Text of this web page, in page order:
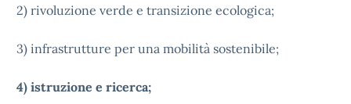
2) rivoluzione verde e transizione ecologica;
3) infrastrutture per una mobilità sostenibile;
4) istruzione e ricerca;